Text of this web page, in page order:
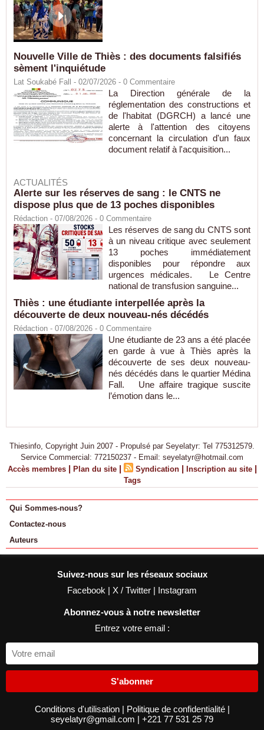
Nouvelle Ville de Thiès : des documents falsifiés
sèment l'inquiétude
Lat Soukabé Fall - 02/07/2026 - 0 Commentaire
La Direction générale de la
réglementation des constructions et
de l'habitat (DGRCH) a lancé une
alerte à l'attention des citoyens
concernant la circulation d'un faux
document relatif à l'acquisition...
ACTUALITÉS
Alerte sur les réserves de sang : le CNTS ne
dispose plus que de 13 poches disponibles
Rédaction - 07/08/2026 - 0 Commentaire
Les réserves de sang du CNTS sont
à un niveau critique avec seulement
13 poches immédiatement
disponibles pour répondre aux
urgences médicales. Le Centre
national de transfusion sanguine...
Thiès : une étudiante interpellée après la
découverte de deux nouveau-nés décédés
Rédaction - 07/08/2026 - 0 Commentaire
Une étudiante de 23 ans a été placée
en garde à vue à Thiès après la
découverte de ses deux nouveau-
nés décédés dans le quartier Médina
Fall. Une affaire tragique suscite
l’émotion dans le...
Thiesinfo, Copyright Juin 2007 - Propulsé par Seyelatyr: Tel 775312579.
Service Commercial: 772150237 - Email: seyelatyr@hotmail.com
Accès membres | Plan du site | Syndication | Inscription au site |
Tags
Qui Sommes-nous?
Contactez-nous
Auteurs
Suivez-nous sur les réseaux sociaux
Facebook | X / Twitter | Instagram
Abonnez-vous à notre newsletter
Entrez votre email :
S'abonner
Conditions d'utilisation | Politique de confidentialité |
seyelatyr@gmail.com | +221 77 531 25 79